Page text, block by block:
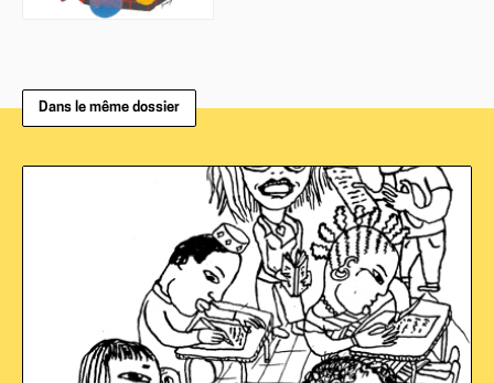
Dans le même dossier